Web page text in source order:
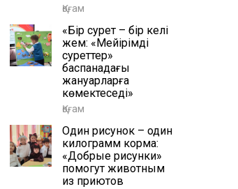
Қоғам
«Бір сурет – бір келі
жем: «Мейірімді
суреттер»
баспанадағы
жануарларға
көмектеседі»
Қоғам
Один рисунок – один
килограмм корма:
«Добрые рисунки»
помогут животным
из приютов